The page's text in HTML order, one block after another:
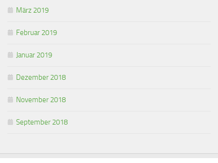
März 2019
Februar 2019
Januar 2019
Dezember 2018
November 2018
September 2018